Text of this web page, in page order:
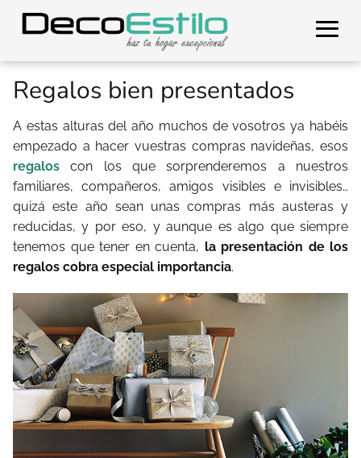
Regalos bien presentados
A estas alturas del año muchos de vosotros ya habéis
empezado a hacer vuestras compras navideñas, esos
regalos con los que sorprenderemos a nuestros
familiares, compañeros, amigos visibles e invisibles…
quizá este año sean unas compras más austeras y
reducidas, y por eso, y aunque es algo que siempre
tenemos que tener en cuenta, la presentación de los
regalos cobra especial importancia.